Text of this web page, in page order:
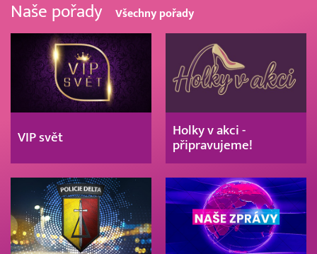
Naše pořady Všechny pořady
VIP svět
Holky v akci -
připravujeme!